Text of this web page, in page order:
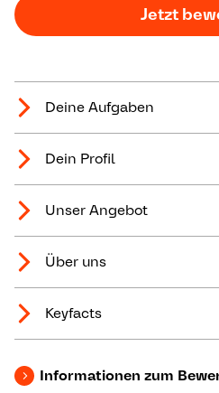
Jetzt
Deine Aufgaben
Dein Profil
Unser Angebot
Über uns
Keyfacts
Informationen zum